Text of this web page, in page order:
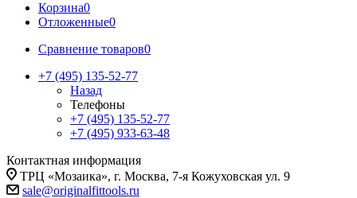
Корзина0
Отложенные0
Сравнение товаров0
+7 (495) 135-52-77
Назад
Телефоны
+7 (495) 135-52-77
+7 (495) 933-63-48
Контактная информация
ТРЦ «Мозаика», г. Москва, 7-я Кожуховская ул. 9
sale@originalfittools.ru